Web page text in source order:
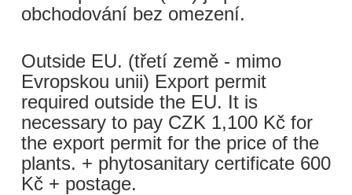
obchodování bez omezení.
Outside EU. (třetí země - mimo
Evropskou unii) Export permit
required outside the EU. It is
necessary to pay CZK 1,100 Kč for
the export permit for the price of the
plants. + phytosanitary certificate 600
Kč + postage.